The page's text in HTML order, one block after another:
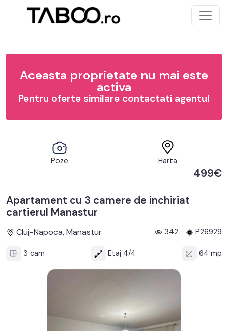
Aceasta proprietate nu mai este
activa
Pentru oferte similare contactati agentul
Poze Harta
499€
Apartament cu 3 camere de inchiriat
cartierul Manastur
Cluj-Napoca, Manastur 342 P26929
3 cam Etaj 4/4 64 mp